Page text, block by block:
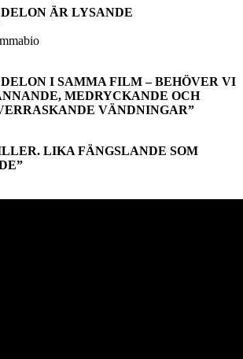
ÄR LYSANDE
DELON I SAMMA FILM – BEHÖVER VI
MEDRYCKANDE OCH
VÄNDNINGAR”
LIKA FÄNGSLANDE SOM